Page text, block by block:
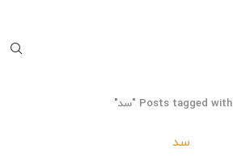
Posts tagged with "سد"
سد